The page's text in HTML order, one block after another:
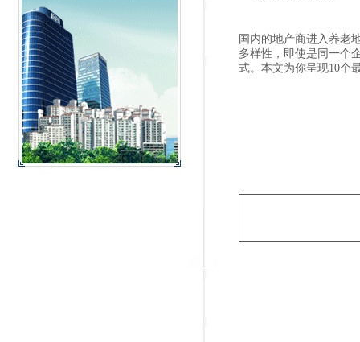
国内的地产商进入养老
多样性，即使是同一个
式。本文为你呈现10个